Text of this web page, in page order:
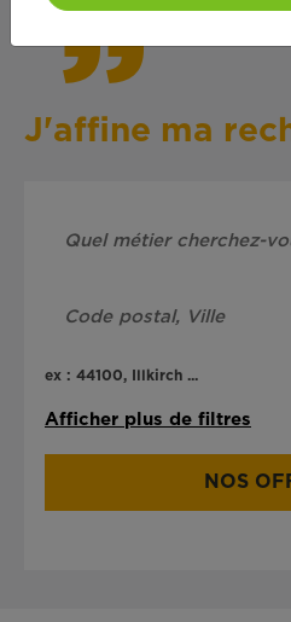
J'affine ma
ex : 44100, Illkirch ...
Afficher plus de filtres
NOS